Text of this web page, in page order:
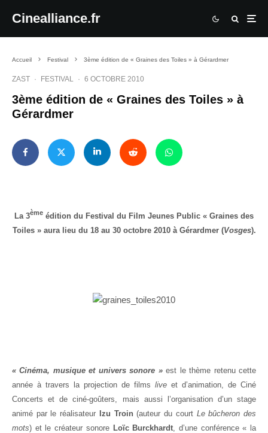
Cinealliance.fr
Accueil Festival 3ème édition de « Graines des Toiles » à Gérardmer
ZAST · FESTIVAL · 6 OCTOBRE 2010
3ème édition de « Graines des Toiles » à
Gérardmer
La 3ème édition du Festival du Film Jeunes Public « Graines des
Toiles » aura lieu du 18 au 30 octobre 2010 à Gérardmer (Vosges).
« Cinéma, musique et univers sonore »est le thème retenu cette
année à travers la projection de films live et d’animation, de Ciné
Concerts et de ciné-goûters, mais aussi l’organisation d’un stage
animé par le réalisateur
Izu Troin(auteur du court Le bûcheron des
mots) et le créateur sonore Loïc Burckhardt, d’une conférence « la